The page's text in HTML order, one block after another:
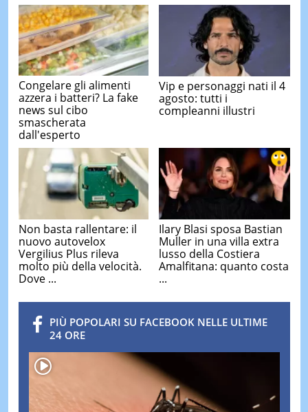
Congelare gli alimenti
azzera i batteri? La fake
news sul cibo
smascherata
dall'esperto
Vip e personaggi nati il 4
agosto: tutti i
compleanni illustri
Non basta rallentare: il
nuovo autovelox
Vergilius Plus rileva
molto più della velocità.
Dove ...
Ilary Blasi sposa Bastian
Muller in una villa extra
lusso della Costiera
Amalfitana: quanto costa
...
PIÙ POPOLARI SU FACEBOOK NELLE ULTIME
24 ORE